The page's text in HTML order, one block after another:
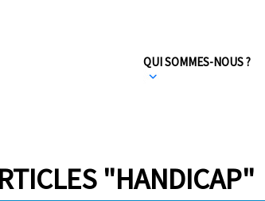
QUI SOMMES-NOUS ?
"HANDICAP"